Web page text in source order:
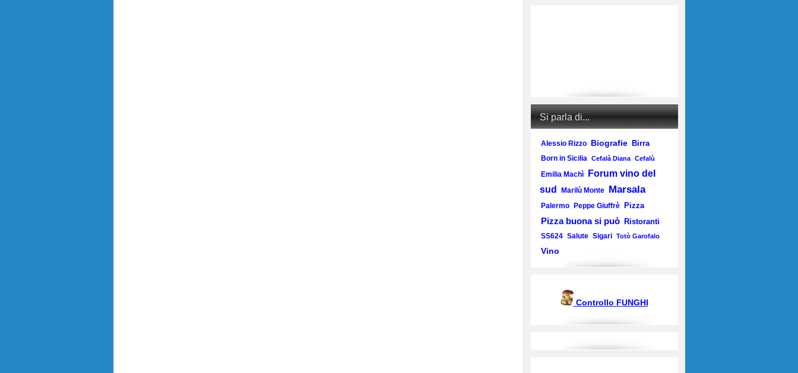
Si parla di...
Alessio Rizzo Biografie Birra
Born in Sicilia Cefalà Diana Cefalù
Emilia Machì
Forum vino del
sud
Marilù Monte Marsala
Palermo Peppe Giuffrè Pizza
Pizza buona si può Ristoranti
SS624 Salute Sigari Totò Garofalo
Vino
Controllo FUNGHI